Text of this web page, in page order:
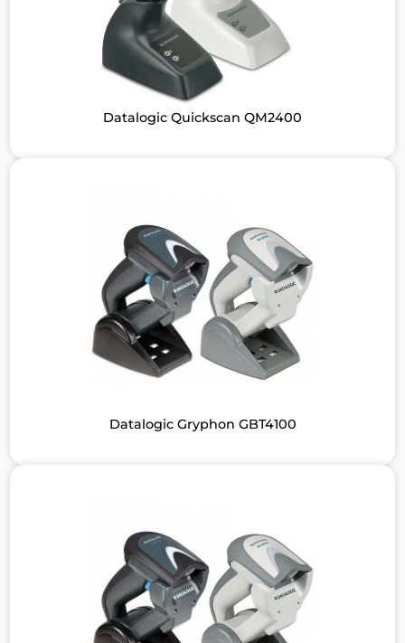
Datalogic Quickscan QM2400
Datalogic Gryphon GBT4100